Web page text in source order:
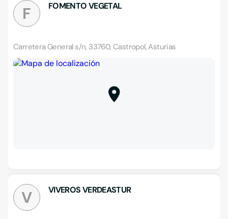
F FOMENTO VEGETAL
Carretera General s/n, 33760, Castropol, Asturias
V VIVEROS VERDEASTUR